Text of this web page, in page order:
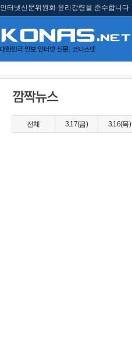
인터넷신문위원회 윤리강령을 준수합니다
전체 3.17(금) 3.16(목)